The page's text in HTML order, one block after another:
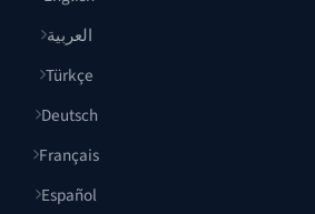
العربية
Türkçe
Deutsch
Français
Español